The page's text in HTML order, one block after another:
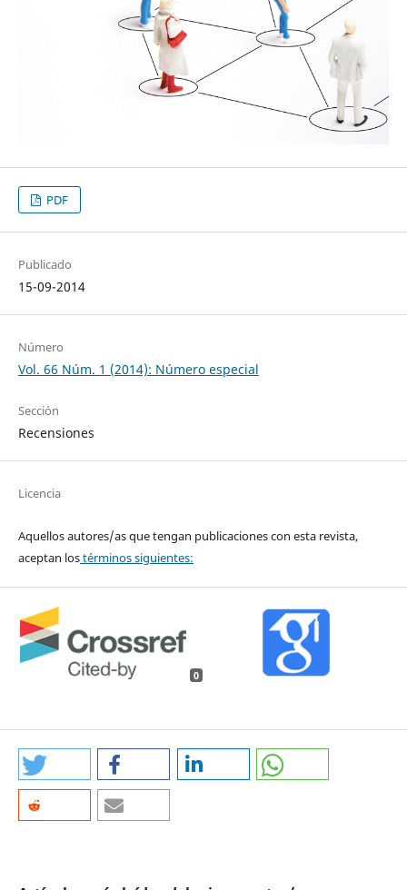
PDF
Publicado
15-09-2014
Número
Vol. 66 Núm. 1 (2014): Número especial
Sección
Recensiones
Licencia
Aquellos autores/as que tengan publicaciones con esta revista,
aceptan lostérminos siguientes:
0